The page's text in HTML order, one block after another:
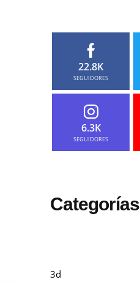
22.8K
SEGUIDORES
6.3K
SEGUIDORES
Categorías
3d